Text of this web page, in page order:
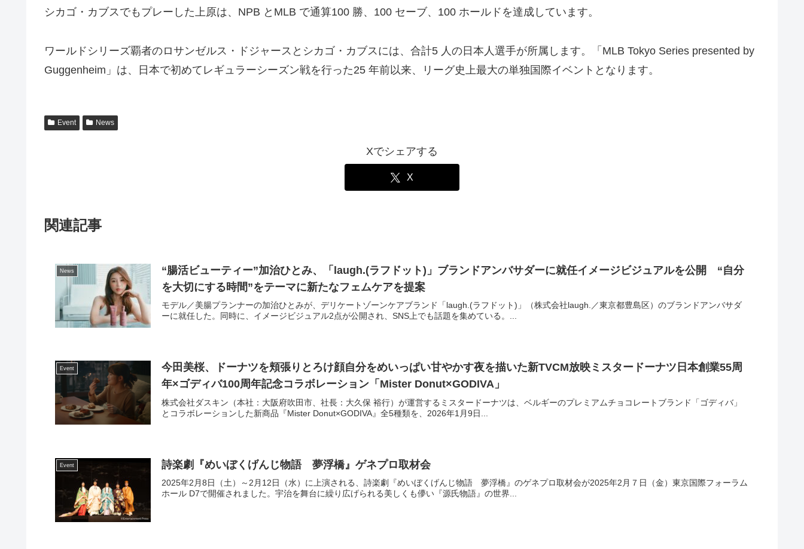
シカゴ・カブスでもプレーした上原は、NPB とMLB で通算100 勝、100 セーブ、100 ホールドを達成しています。
ワールドシリーズ覇者のロサンゼルス・ドジャースとシカゴ・カブスには、合計5 ⼈の⽇本⼈選⼿が所属します。「MLB Tokyo Series presented by
Guggenheim」は、⽇本で初めてレギュラーシーズン戦を⾏った25 年前以来、リーグ史上最⼤の単独国際イベントとなります。
Event News
Xでシェアする
X
関連記事
News
“腸活ビューティー”加治ひとみ、「laugh.(ラフドット)」ブランドアンバサダーに就任イメージビジュアルを公開 “自分
を大切にする時間”をテーマに新たなフェムケアを提案
モデル／美腸プランナーの加治ひとみが、デリケートゾーンケアブランド「laugh.(ラフドット)」（株式会社laugh.／東京都豊島区）のブランドアンバサダ
ーに就任した。同時に、イメージビジュアル2点が公開され、SNS上でも話題を集めている。...
Event
今田美桜、ドーナツを頬張りとろけ顔自分をめいっぱい甘やかす夜を描いた新TVCM放映ミスタードーナツ日本創業55周
年×ゴディバ100周年記念コラボレーション「Mister Donut×GODIVA」
株式会社ダスキン（本社：大阪府吹田市、社長：大久保 裕行）が運営するミスタードーナツは、ベルギーのプレミアムチョコレートブランド「ゴディバ」
とコラボレーションした新商品『Mister Donut×GODIVA』全5種類を、2026年1月9日...
Event 詩楽劇『めいぼくげんじ物語 夢浮橋』ゲネプロ取材会
2025年2月8日（土）～2月12日（水）に上演される、詩楽劇『めいぼくげんじ物語 夢浮橋』のゲネプロ取材会が2025年2月７日（金）東京国際フォーラム
ホール D7で開催されました。宇治を舞台に繰り広げられる美しくも儚い『源氏物語』の世界...